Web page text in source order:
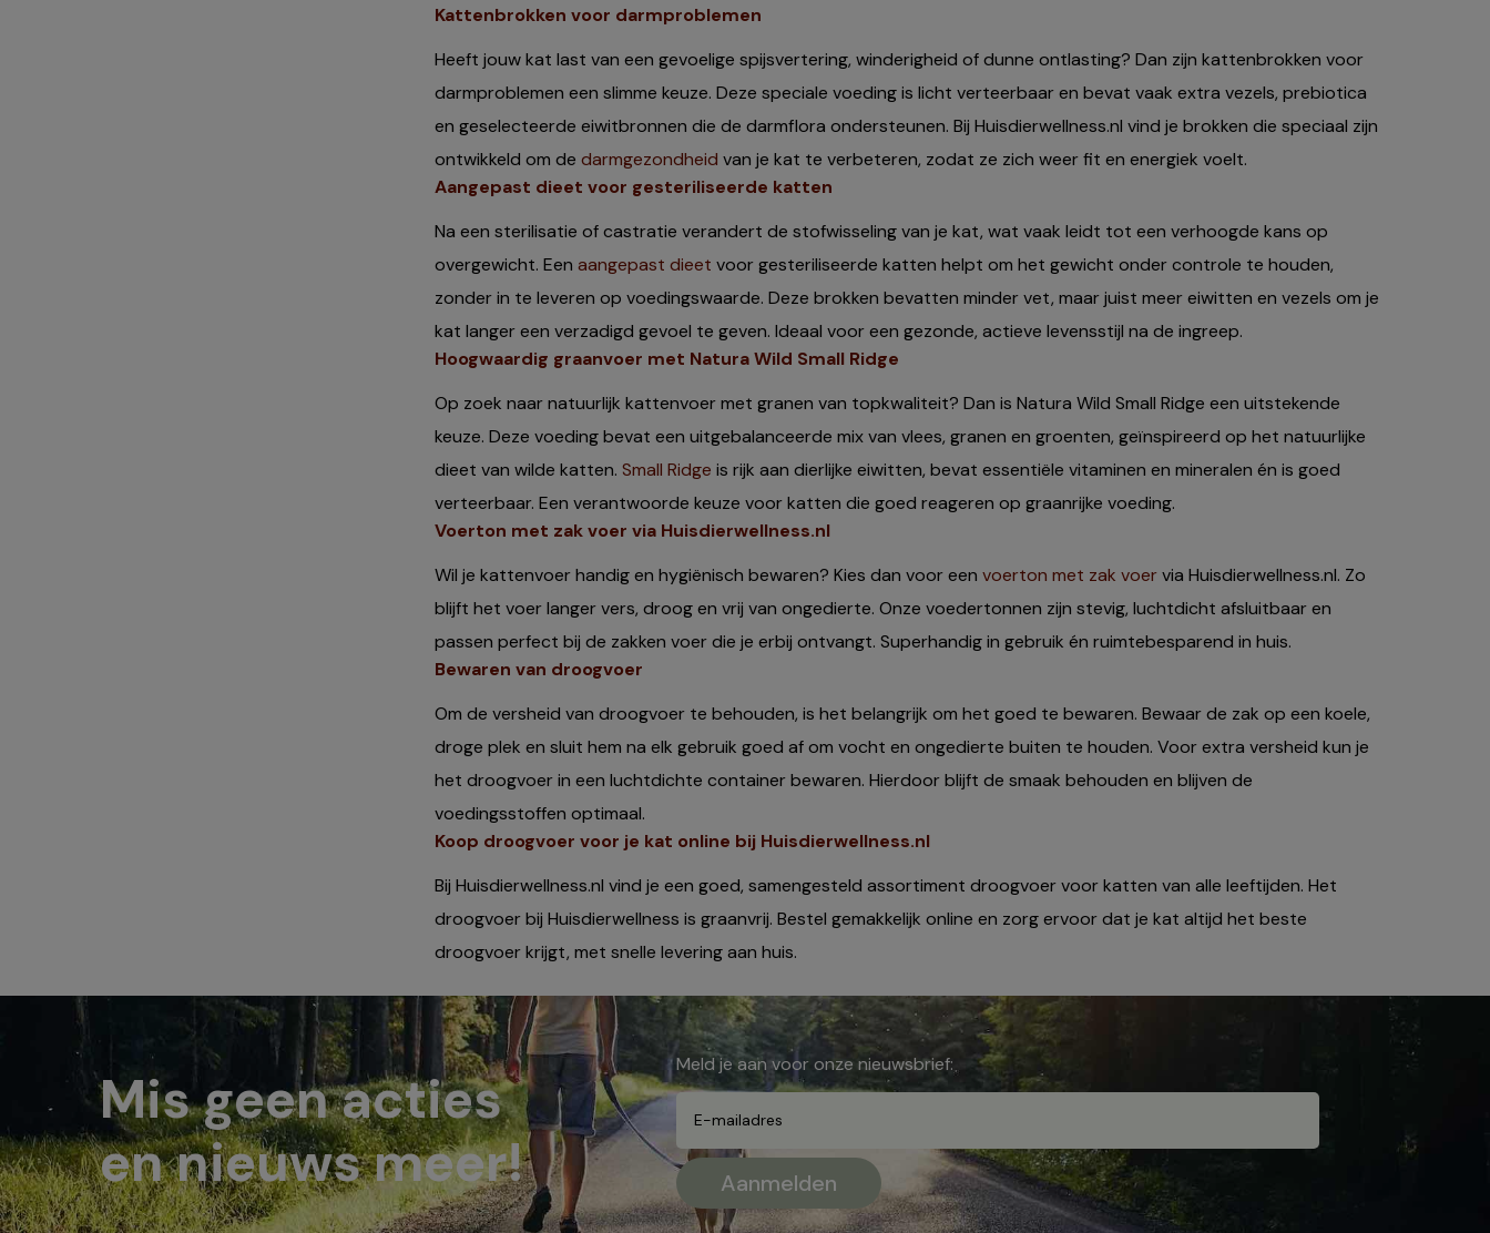
Kattenbrokken voor darmproblemen
Heeft jouw kat last van een gevoelige spijsvertering, winderigheid of dunne ontlasting? Dan zijn kattenbrokken voor
darmproblemen een slimme keuze. Deze speciale voeding is licht verteerbaar en bevat vaak extra vezels, prebiotica
en geselecteerde eiwitbronnen die de darmflora ondersteunen. Bij Huisdierwellness.nl vind je brokken die speciaal zijn
ontwikkeld om de darmgezondheid van je kat te verbeteren, zodat ze zich weer fit en energiek voelt.
Aangepast dieet voor gesteriliseerde katten
Na een sterilisatie of castratie verandert de stofwisseling van je kat, wat vaak leidt tot een verhoogde kans op
overgewicht. Een aangepast dieet voor gesteriliseerde katten helpt om het gewicht onder controle te houden,
zonder in te leveren op voedingswaarde. Deze brokken bevatten minder vet, maar juist meer eiwitten en vezels om je
kat langer een verzadigd gevoel te geven. Ideaal voor een gezonde, actieve levensstijl na de ingreep.
Hoogwaardig graanvoer met Natura Wild Small Ridge
Op zoek naar natuurlijk kattenvoer met granen van topkwaliteit? Dan is Natura Wild Small Ridge een uitstekende
keuze. Deze voeding bevat een uitgebalanceerde mix van vlees, granen en groenten, geïnspireerd op het natuurlijke
dieet van wilde katten. Small Ridge is rijk aan dierlijke eiwitten, bevat essentiële vitaminen en mineralen én is goed
verteerbaar. Een verantwoorde keuze voor katten die goed reageren op graanrijke voeding.
Voerton met zak voer via Huisdierwellness.nl
Wil je kattenvoer handig en hygiënisch bewaren? Kies dan voor een voerton met zak voervia Huisdierwellness.nl. Zo
blijft het voer langer vers, droog en vrij van ongedierte. Onze voedertonnen zijn stevig, luchtdicht afsluitbaar en
passen perfect bij de zakken voer die je erbij ontvangt. Superhandig in gebruik én ruimtebesparend in huis.
Bewaren van droogvoer
Om de versheid van droogvoer te behouden, is het belangrijk om het goed te bewaren. Bewaar de zak op een koele,
droge plek en sluit hem na elk gebruik goed af om vocht en ongedierte buiten te houden. Voor extra versheid kun je
het droogvoer in een luchtdichte container bewaren. Hierdoor blijft de smaak behouden en blijven de
voedingsstoffen optimaal.
Koop droogvoer voor je kat online bij Huisdierwellness.nl
Bij Huisdierwellness.nl vind je een goed, samengesteld assortiment droogvoer voor katten van alle leeftijden. Het
droogvoer bij Huisdierwellness is graanvrij. Bestel gemakkelijk online en zorg ervoor dat je kat altijd het beste
droogvoer krijgt, met snelle levering aan huis.
Mis geen acties
en nieuws meer!
Meld je aan voor onze nieuwsbrief: